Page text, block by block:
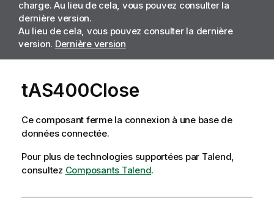
charge. Au lieu de cela, vous pouvez consulter la
dernière version.
Au lieu de cela, vous pouvez consulter la dernière
version. Dernière version
tAS400Close
Ce composant ferme la connexion à une base de
données connectée.
Pour plus de technologies supportées par Talend,
consultez Composants Talend.